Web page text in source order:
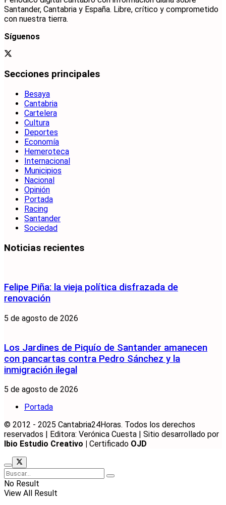
Santander, Cantabria y España. Libre, crítico y comprometido
con nuestra tierra.
Síguenos
Secciones principales
Besaya
Cantabria
Cartelera
Cultura
Deportes
Economía
Hemeroteca
Internacional
Municipios
Nacional
Opinión
Portada
Racing
Santander
Sociedad
Noticias recientes
Felipe Piña: la vieja política disfrazada de
renovación
5 de agosto de 2026
Los Jardines de Piquío de Santander amanecen
con pancartas contra Pedro Sánchez y la
inmigración ilegal
5 de agosto de 2026
Portada
© 2012 - 2025 Cantabria24Horas. Todos los derechos
reservados | Editora: Verónica Cuesta | Sitio desarrollado por
Ibio Estudio Creativo |
Certificado OJD
No Result
View All Result